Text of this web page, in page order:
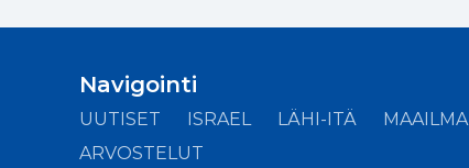
Navigointi
UUTISET ISRAEL LÄHI-ITÄ MAAILMA
ARVOSTELUT